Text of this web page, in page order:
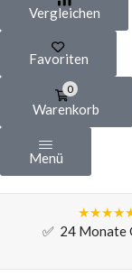
Vergleichen
Favoriten
0
Warenkorb
Menü
✅ 24 Monate